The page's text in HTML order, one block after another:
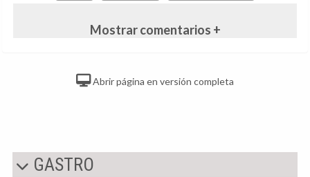
Mostrar comentarios +
Abrir página en versión completa
GASTRO